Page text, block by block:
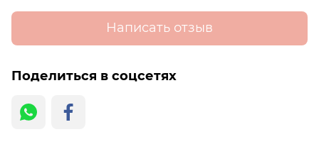
Написать отзыв
Поделиться в соцсетях